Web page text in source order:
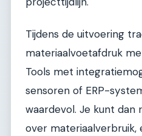
Tijdens de uitvoering
materiaalvoetafdruk
Tools met
sensoren of ERP-
waardevol. Je kunt dan
over materiaalverbruik,